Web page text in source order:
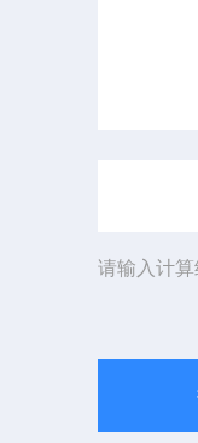
请输入计